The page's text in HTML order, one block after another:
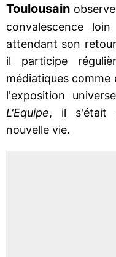
Toulousain
convalescence
attendant son
il participe
médiatiques comme
l'exposition
L'Equipe, il s'était
nouvelle vie.